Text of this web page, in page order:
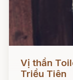
Đọc ngay
Vị thần
Triều Tiên